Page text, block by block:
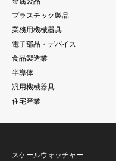
プラスチック製品
業務用機械器具
電子部品・デバイス
食品製造業
半導体
汎用機械器具
住宅産業
スケールウォッチャー